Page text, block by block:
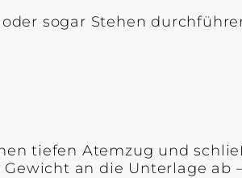
sogar Stehen
tiefen Atemzug und
an die Unterlage ab